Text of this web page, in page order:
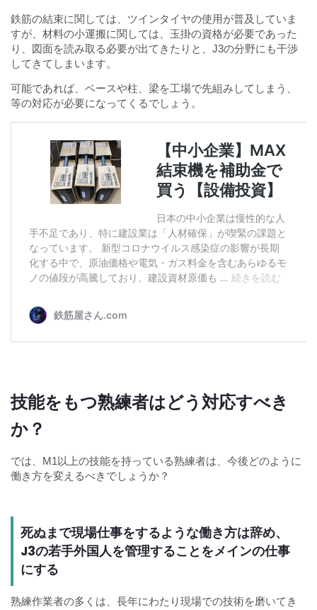
鉄筋の結束に関しては、ツインタイヤの使用が普及していま
すが、材料の小運搬に関しては、玉掛の資格が必要であった
り、図面を読み取る必要が出てきたりと、J3の分野にも干渉
してきてしまいます。
可能であれば、ベースや柱、梁を工場で先組みしてしまう、
等の対応が必要になってくるでしょう。
技能をもつ熟練者はどう対応すべき
か？
では、M1以上の技能を持っている熟練者は、今後どのように
働き方を変えるべきでしょうか？
死ぬまで現場仕事をするような働き方は辞め、
J3の若手外国人を管理することをメインの仕事
にする
熟練作業者の多くは、長年にわたり現場での技術を磨いてき